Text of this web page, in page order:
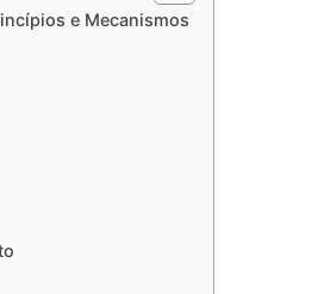
e Mecanismos